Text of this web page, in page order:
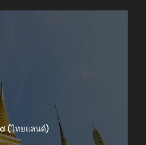
(ไทยแลนด์)